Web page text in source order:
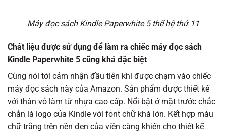
Máy đọc sách Kindle Paperwhite 5 thế hệ thứ 11
Chất liệu được sử dụng để làm ra chiếc máy đọc sách
Kindle Paperwhite 5 cũng khá đặc biệt
Cùng nói tới cảm nhận đầu tiên khi được chạm vào chiếc
máy đọc sách này của Amazon. Sản phẩm được thiết kế
với thân vỏ làm từ nhựa cao cấp. Nổi bật ở mặt trước chắc
chắn là logo của Kindle với font chữ khá lớn. Kết hợp màu
chữ trắng trên nền đen của viền càng khiến cho thiết kế